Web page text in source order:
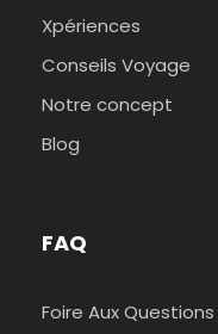
Xpériences
Conseils Voyage
Notre concept
Blog
FAQ
Foire Aux Questions